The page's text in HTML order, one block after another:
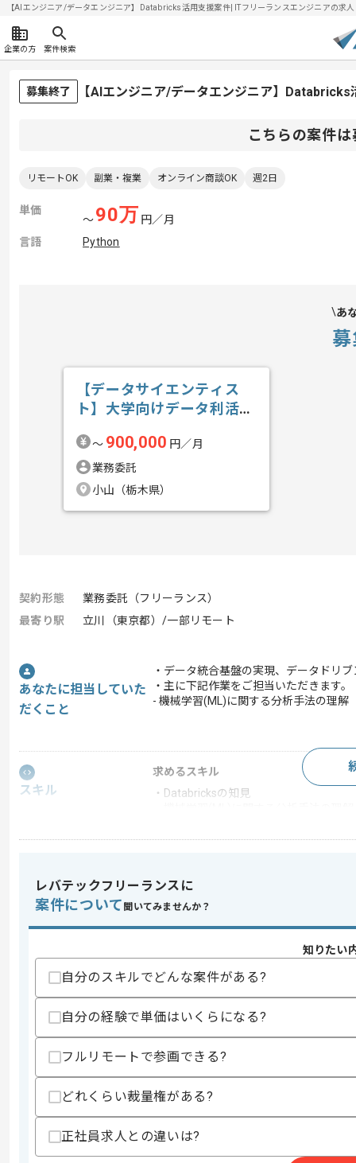
【AIエンジニア/データエンジニア】Databricks活用支援案件| ITフリーランスエンジニアの求
企業の方 案件検索
募集終了 【AIエンジニア/データエンジニア】
こちらの案件
リモートOK 副業・複業 オンライン商談OK 週2日
単価
〜90万 円／月
言語
Python
あ
【データサイエンティス
ト】大学向けデータ利活用
〜 900,000 円／月
業務委託
小山（栃木県）
契約形態
業務委託（フリーランス）
最寄り駅
立川（東京都）/一部リモート
あなたに担当していた
だくこと
・データ統合基盤の実現、データドリ
・主に下記作業をご担当いただきます。
- 機械学習(ML)に関する分析手法の理解
スキル
求めるスキル
・Databricksの知見
スキルに不安がある方へ
募集人数
1人
作業開始日
2026/07/01
エージェントからのコ
メント
東証プライム上場の独立系システムイ
レバテックフリーランスに
案件について 聞いてみませんか？
知りたい
自分のスキルでどんな案件がある?
自分の経験で単価はいくらになる?
フルリモートで参画できる?
どれくらい裁量権がある?
正社員求人との違いは?